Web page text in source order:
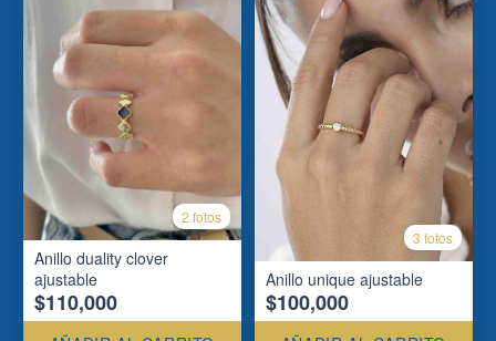
2 fotos
Anillo duality clover
ajustable
$110,000
3 fotos
Anillo unique ajustable
$100,000